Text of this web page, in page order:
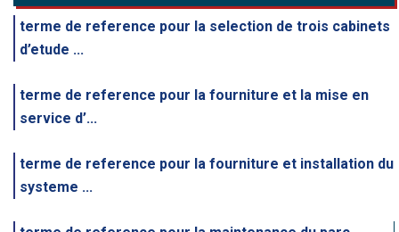
terme de reference pour la selection de trois cabinets
d’etude ...
terme de reference pour la fourniture et la mise en
service d’...
terme de reference pour la fourniture et installation du
systeme ...